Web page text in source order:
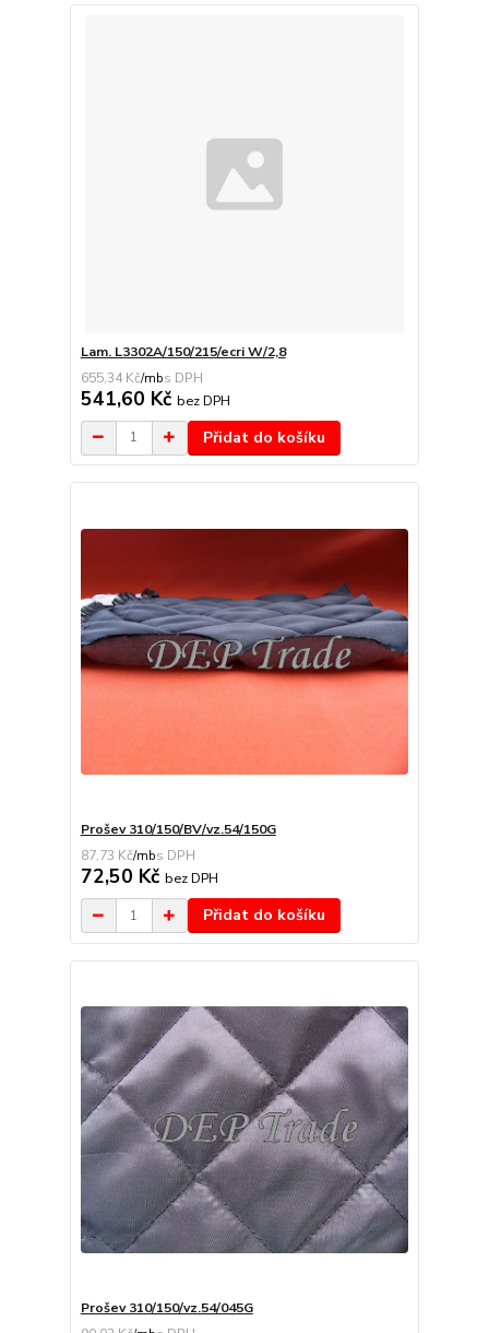
Lam. L3302A/150/215/ecri W/2,8
655,34 Kč/mb
541,60 Kč bez DPH
Přidat do košíku
Prošev 310/150/BV/vz.54/150G
87,73 Kč/mb
72,50 Kč bez DPH
Přidat do košíku
Prošev 310/150/vz.54/045G